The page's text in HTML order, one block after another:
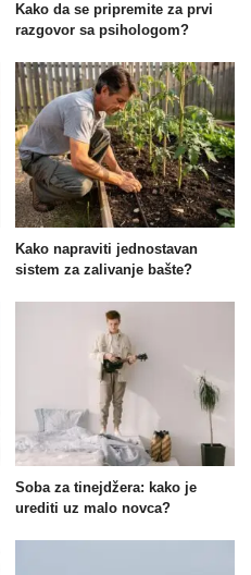
Kako da se pripremite za prvi
razgovor sa psihologom?
Kako napraviti jednostavan
sistem za zalivanje bašte?
Soba za tinejdžera: kako je
urediti uz malo novca?